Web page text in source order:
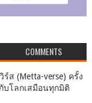
COMMENTS
ร์ส (Metta-verse) ครั้ง
บโลกเสมือนทุกมิติ